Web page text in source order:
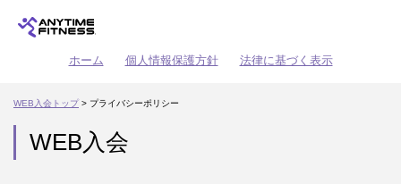
ホーム 個人情報保護方針 法律に基づく表示
WEB入会トップ> プライバシーポリシー
WEB入会